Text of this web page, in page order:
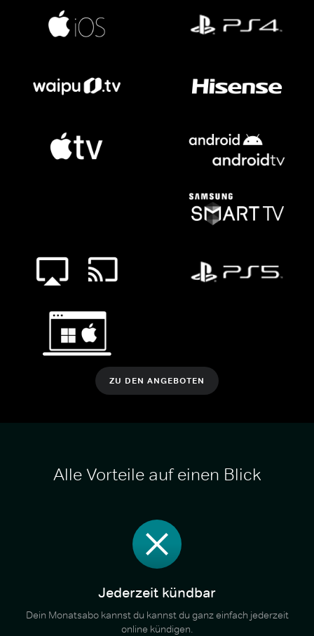
ZU DEN ANGEBOTEN
Alle Vorteile auf einen Blick
Jederzeit kündbar
Dein Monatsabo kannst du kannst du ganz einfach jederzeit
online kündigen.